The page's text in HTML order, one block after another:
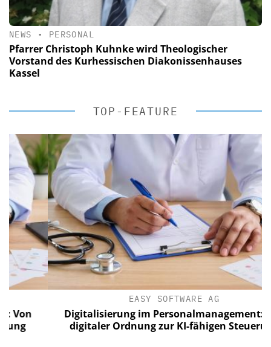
NEWS • PERSONAL
Pfarrer Christoph Kuhnke wird Theologischer
Vorstand des Kurhessischen Diakonissenhauses
Kassel
TOP-FEATURE
EASY SOFTWARE AG
Digitalisierung im Personalmanagement: Von
digitaler Ordnung zur KI-fähigen Steuerung